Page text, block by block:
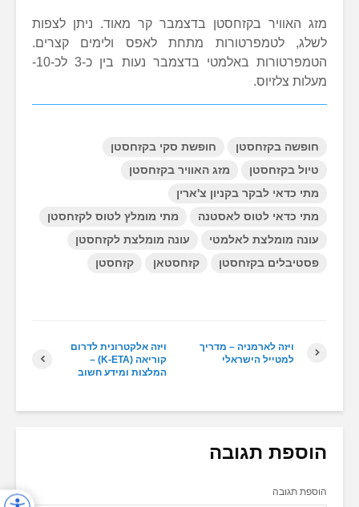
מזג האוויר בקזחסטן בדצמבר קר מאוד. ניתן לצפות
לשלג, לטמפרטורות מתחת לאפס ולימים קצרים.
הטמפרטורות באלמטי בדצמבר נעות בין כ-3 לכ-10-
מעלות צלזיוס.
חופשה בקזחסטן
חופשת סקי בקזחסטן
טיול בקזחסטן
מזג האוויר בקזחסטן
מתי כדאי לבקר בקניון צ'ארין
מתי כדאי לטוס לאסטנה
מתי מומלץ לטוס לקזחסטן
עונה מומלצת לאלמטי
עונה מומלצת לקזחסטן
פסטיבלים בקזחסטן
קזחסטאן קזחסטן
ויזה אלקטרונית לדרום
קוריאה (K-ETA) –
המלצות ומידע חשוב
ויזה לארמניה – מדריך
למטייל הישראלי
הוספת תגובה
הוספת תגובה